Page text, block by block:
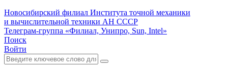
Новосибирский филиал Института точной механики
и вычислительной техники АН СССР
Телеграм-группа «Филиал, Унипро, Sun, Intel»
Поиск
Войти